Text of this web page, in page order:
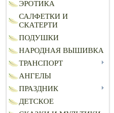
ЭРОТИКА
САЛФЕТКИ И
СКАТЕРТИ
ПОДУШКИ
НАРОДНАЯ ВЫШИВКА
ТРАНСПОРТ
АНГЕЛЫ
ПРАЗДНИК
ДЕТСКОЕ